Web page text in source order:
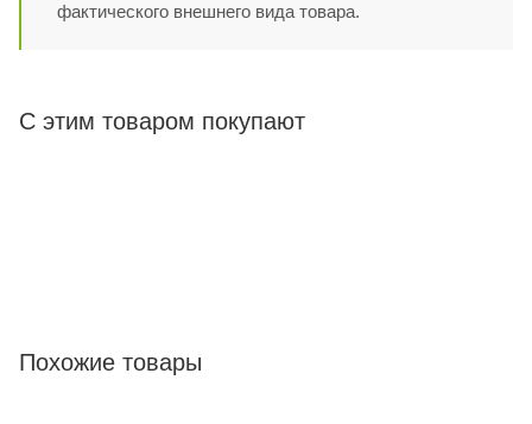
фактического внешнего вида товара.
С этим товаром покупают
Похожие товары